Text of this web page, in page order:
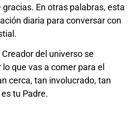
En otras palabras, esta
diaria para conversar con
del universo se
que vas a comer para el
cerca, tan involucrado, tan
tu Padre.